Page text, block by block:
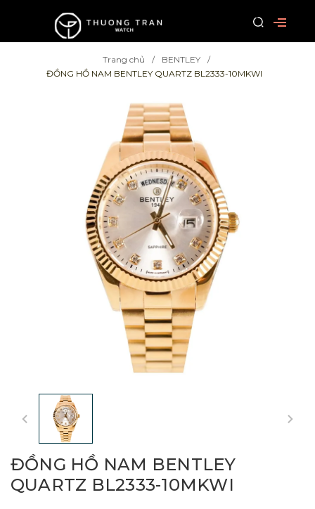
Trang chủ
BENTLEY
ĐỒNG HỒ NAM BENTLEY QUARTZ BL2333-10MKWI
ĐỒNG HỒ NAM BENTLEY
QUARTZ BL2333-10MKWI